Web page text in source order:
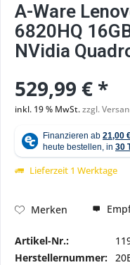
A-Ware
6820HQ
NVidia
529,99 € *
inkl. 19 % MwSt.zzgl.
Lieferzeit 1 Werktage
Merken
Artikel-Nr.:
Herstellernummer: